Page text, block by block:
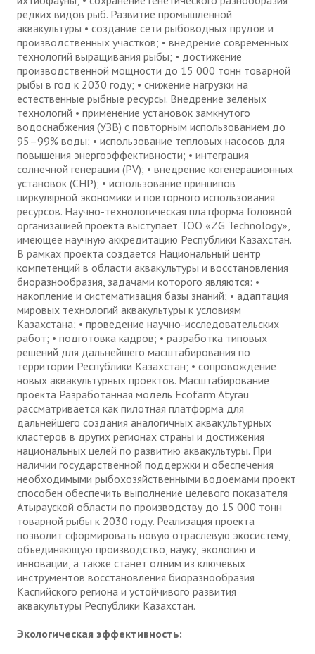
редких видов рыб. Развитие промышленной
аквакультуры • создание сети рыбоводных прудов и
производственных участков; • внедрение современных
технологий выращивания рыбы; • достижение
производственной мощности до 15 000 тонн товарной
рыбы в год к 2030 году; • снижение нагрузки на
естественные рыбные ресурсы. Внедрение зеленых
технологий • применение установок замкнутого
водоснабжения (УЗВ) с повторным использованием до
95–99% воды; • использование тепловых насосов для
повышения энергоэффективности; • интеграция
солнечной генерации (PV); • внедрение когенерационных
установок (CHP); • использование принципов
циркулярной экономики и повторного использования
ресурсов. Научно-технологическая платформа Головной
организацией проекта выступает ТОО «ZG Technology»,
имеющее научную аккредитацию Республики Казахстан.
В рамках проекта создается Национальный центр
компетенций в области аквакультуры и восстановления
биоразнообразия, задачами которого являются: •
накопление и систематизация базы знаний; • адаптация
мировых технологий аквакультуры к условиям
Казахстана; • проведение научно-исследовательских
работ; • подготовка кадров; • разработка типовых
решений для дальнейшего масштабирования по
территории Республики Казахстан; • сопровождение
новых аквакультурных проектов. Масштабирование
проекта Разработанная модель Ecofarm Atyrau
рассматривается как пилотная платформа для
дальнейшего создания аналогичных аквакультурных
кластеров в других регионах страны и достижения
национальных целей по развитию аквакультуры. При
наличии государственной поддержки и обеспечения
необходимыми рыбохозяйственными водоемами проект
способен обеспечить выполнение целевого показателя
Атырауской области по производству до 15 000 тонн
товарной рыбы к 2030 году. Реализация проекта
позволит сформировать новую отраслевую экосистему,
объединяющую производство, науку, экологию и
инновации, а также станет одним из ключевых
инструментов восстановления биоразнообразия
Каспийского региона и устойчивого развития
аквакультуры Республики Казахстан.
Экологическая эффективность: